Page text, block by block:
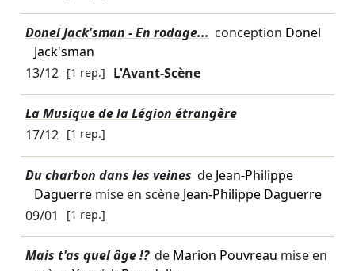
Donel Jack'sman - En rodage... conception Donel
Jack'sman
13/12 [1 rep.] L'Avant-Scène
La Musique de la Légion étrangère
17/12 [1 rep.]
Du charbon dans les veines de Jean-Philippe
Daguerremise en scène Jean-Philippe Daguerre
09/01
[1 rep.]
Mais t'as quel âge !? de Marion Pouvreau mise en